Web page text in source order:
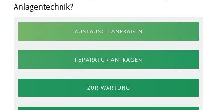
Anlagentechnik?
AUSTAUSCH ANFRAGEN
REPARATUR ANFRAGEN
ZUR WARTUNG